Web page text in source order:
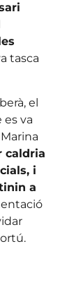
tasca
el
va
caldria
i
a